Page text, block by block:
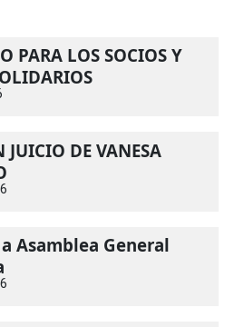
PARA LOS SOCIOS Y
JUICIO DE VANESA
Asamblea General